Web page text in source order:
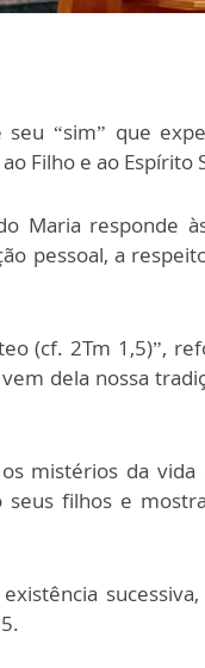
“sim” que
Filho e ao Espírito
Maria responde
pessoal, a
(cf. 2Tm 1,5)”,
dela nossa
mistérios da vida
seus filhos e